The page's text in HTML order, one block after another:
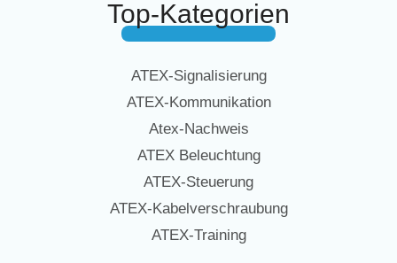
Top-Kategorien
ATEX-Signalisierung
ATEX-Kommunikation
Atex-Nachweis
ATEX Beleuchtung
ATEX-Steuerung
ATEX-Kabelverschraubung
ATEX-Training